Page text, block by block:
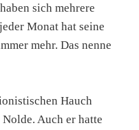
sich mehrere
Monat hat seine
mehr. Das nenne
Hauch
Auch er hatte